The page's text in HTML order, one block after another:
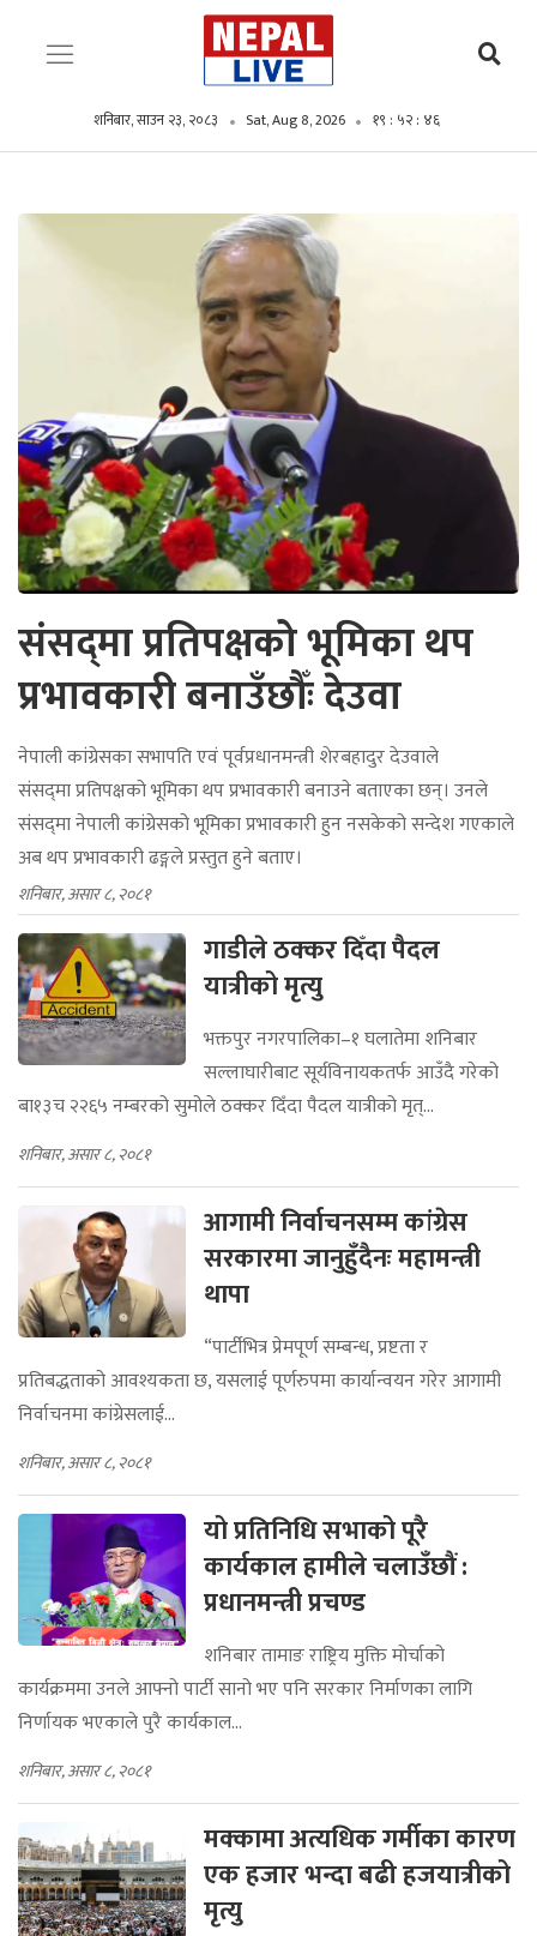
शनिबार, साउन २३, २०८३ Sat, Aug 8, 2026 १९ : ५२ : ४८
संसद्‍मा प्रतिपक्षको भूमिका थप
प्रभावकारी बनाउँछौँः देउवा
नेपाली कांग्रेसका सभापति एवं पूर्वप्रधानमन्त्री शेरबहादुर देउवाले
संसद्‌मा प्रतिपक्षको भूमिका थप प्रभावकारी बनाउने बताएका छन्। उनले
संसद्‌मा नेपाली कांग्रेसको भूमिका प्रभावकारी हुन नसकेको सन्देश गएकाले
अब थप प्रभावकारी ढङ्गले प्रस्तुत हुने बताए।
शनिबार, असार ८, २०८१
गाडीले ठक्कर दिँदा पैदल
यात्रीको मृत्यु
भक्तपुर नगरपालिका–१ घलातेमा शनिबार
सल्लाघारीबाट सूर्यविनायकतर्फ आउँदै गरेको
बा१३च २२६५ नम्बरको सुमोले ठक्कर दिँदा पैदल यात्रीको मृत्...
शनिबार, असार ८, २०८१
आगामी निर्वाचनसम्म कांग्रेस
सरकारमा जानुहुँदैनः महामन्त्री
थापा
“पार्टीभित्र प्रेमपूर्ण सम्बन्ध, प्रष्टता र
प्रतिबद्धताको आवश्यकता छ, यसलाई पूर्णरुपमा कार्यान्वयन गरेर आगामी
निर्वाचनमा कांग्रेसलाई...
शनिबार, असार ८, २०८१
यो प्रतिनिधि सभाको पूरै
कार्यकाल हामीले चलाउँछौं :
प्रधानमन्त्री प्रचण्ड
शनिबार तामाङ राष्ट्रिय मुक्ति मोर्चाको
कार्यक्रममा उनले आफ्नो पार्टी सानो भए पनि सरकार निर्माणका लागि
निर्णायक भएकाले पुरै कार्यकाल...
शनिबार, असार ८, २०८१
मक्कामा अत्यधिक गर्मीका कारण
एक हजार भन्दा बढी हजयात्रीको
मृत्यु